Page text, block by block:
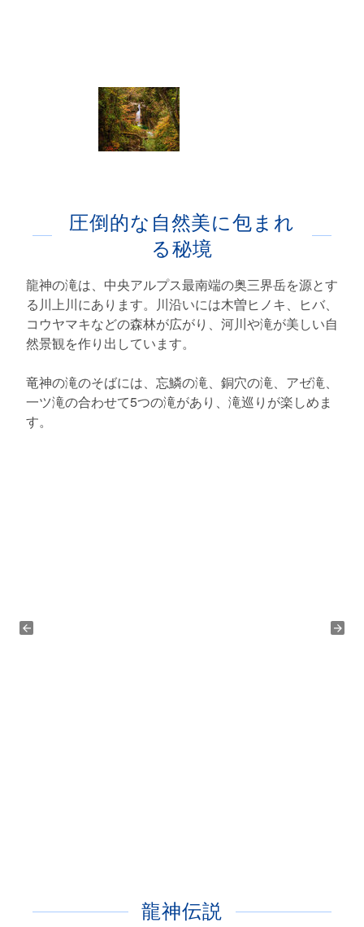
圧倒的な自然美に包まれ
る秘境
龍神の滝は、中央アルプス最南端の奥三界岳を源とす
る川上川にあります。川沿いには木曽ヒノキ、ヒバ、
コウヤマキなどの森林が広がり、河川や滝が美しい自
然景観を作り出しています。
竜神の滝のそばには、忘鱗の滝、銅穴の滝、アゼ滝、
一ツ滝の合わせて5つの滝があり、滝巡りが楽しめま
す。
龍神伝説